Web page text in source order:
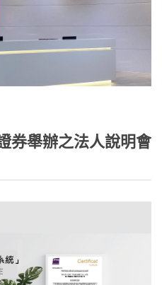
券舉辦之法人說明會